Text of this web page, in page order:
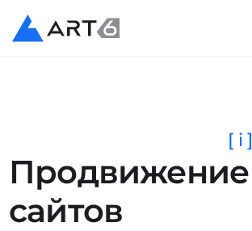
Продвижение
сайтов
[ i ]